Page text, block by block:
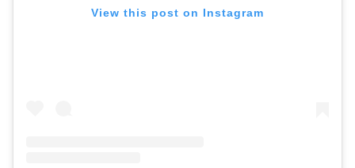
View this post on Instagram